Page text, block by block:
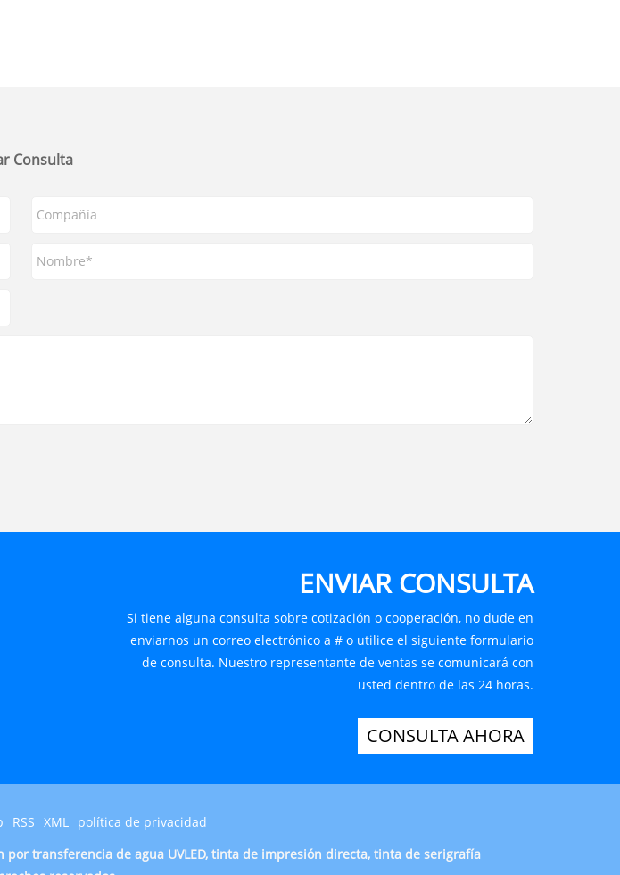
Consulta
ENVIAR CONSULTA
Si tiene alguna consulta sobre cotización o cooperación, no dude en
enviarnos un correo electrónico a # o utilice el siguiente formulario
de consulta. Nuestro representante de ventas se comunicará con
usted dentro de las 24 horas.
CONSULTA AHORA
RSS XML
política de privacidad
por transferencia de agua UVLED, tinta de impresión directa, tinta de serigrafía